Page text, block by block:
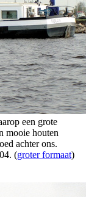
een grote
mooie houten
achter ons.
(groter formaat)